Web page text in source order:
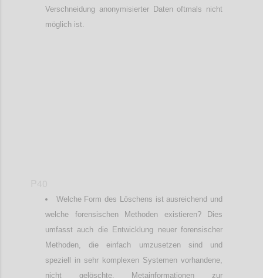
Verschneidung anonymisierter Daten oftmals nicht
möglich ist.
Welche Form des Löschens ist ausreichend und
welche forensischen Methoden existieren? Dies
umfasst auch die Entwicklung neuer forensischer
Methoden, die einfach umzusetzen sind und
speziell in sehr komplexen Systemen vorhandene,
nicht gelöschte, Metainformationen zur